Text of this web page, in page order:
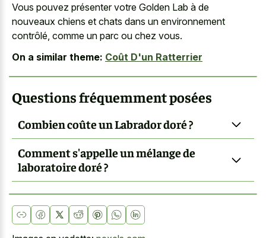
Vous pouvez présenter votre Golden Lab à de
nouveaux chiens et chats dans un environnement
contrôlé, comme un parc ou chez vous.
On a similar theme: Coût D'un Ratterrier
Questions fréquemment posées
Combien coûte un Labrador doré ?
Comment s'appelle un mélange de
laboratoire doré ?